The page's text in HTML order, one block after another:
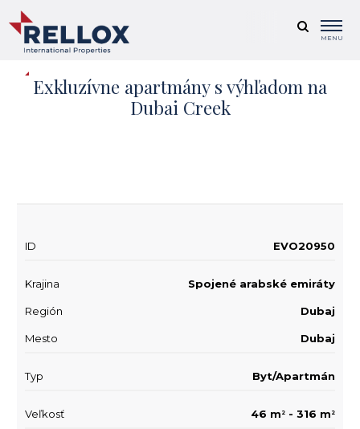
MENU
Exkluzívne apartmány s výhľadom na
Dubai Creek
+ 0
ID EVO20950
Krajina Spojené arabské emiráty
Región Dubaj
Mesto Dubaj
Typ Byt/Apartmán
Veľkosť 46 m 2 - 316 m 2